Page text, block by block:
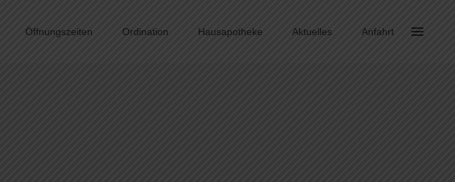
Öffnungszeiten Ordination Hausapotheke Aktuelles Anfahrt